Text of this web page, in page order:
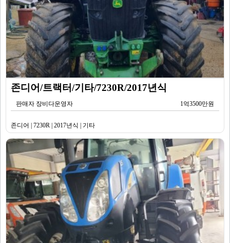
존디어/트랙터/기타/7230R/2017년식
판매자 장비다운영자 1억3500만원
존디어 | 7230R | 2017년식 | 기타